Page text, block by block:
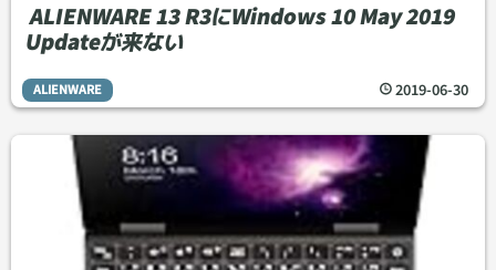
2019-06-30
ALIENWARE 13 R3にWindows 10 May 2019
Updateが来ない
ALIENWARE